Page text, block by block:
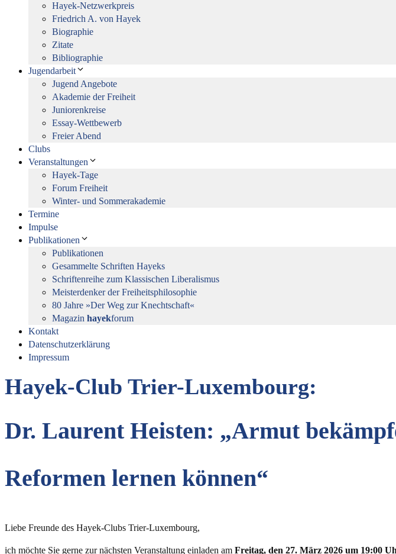
Hayek-Netzwerkpreis
Friedrich A. von Hayek
Biographie
Zitate
Bibliographie
Jugendarbeit
Jugend Angebote
Akademie der Freiheit
Juniorenkreise
Essay-Wettbewerb
Freier Abend
Clubs
Veranstaltungen
Hayek-Tage
Forum Freiheit
Winter- und Sommerakademie
Termine
Impulse
Publikationen
Publikationen
Gesammelte Schriften Hayeks
Schriftenreihe zum Klassischen Liberalismus
Meisterdenker der Freiheitsphilosophie
80 Jahre »Der Weg zur Knechtschaft«
Magazin hayekforum
Kontakt
Datenschutzerklärung
Impressum
Hayek-Club Trier-Luxembourg:
Dr. Laurent Heisten: „Armut
Reformen lernen können“
Liebe Freunde des Hayek-Clubs Trier-Luxembourg,
ich möchte Sie gerne zur nächsten Veranstaltung einladen am Freitag, den 27. März 2026 um 19:00